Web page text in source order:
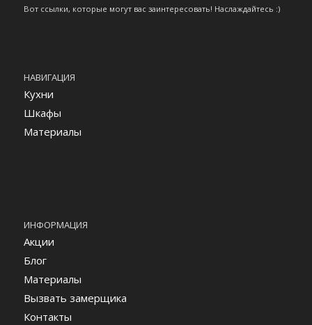
Вот ссылки, которые могут вас заинтересовать! Наслаждайтесь :)
НАВИГАЦИЯ
Кухни
Шкафы
Материалы
ИНФОРМАЦИЯ
Акции
Блог
Материалы
Вызвать замерщика
Контакты